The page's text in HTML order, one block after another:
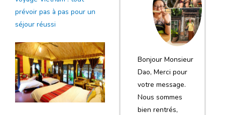
prévoir pas à pas pour un
séjour réussi
notre voyage
et de votre
agence
Bonjour Monsieur
Dao, Merci pour
votre message.
Nous sommes
bien rentrés,